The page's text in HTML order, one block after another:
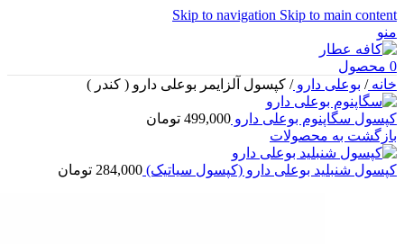
Skip to navigation Skip to main content
منو
0 محصول
خانه/ بوعلی دارو/ کپسول آلزایمر بوعلی دارو ( کندر )
کپسول سگاپنوم بوعلی دارو 499,000 تومان
بازگشت به محصولات
کپسول شنبلید بوعلی دارو (کپسول سیاتیک) 284,000 تومان